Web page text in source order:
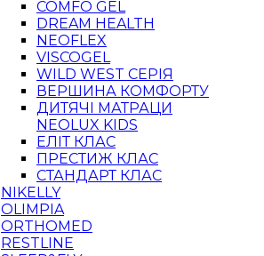
COMFO GEL
DREAM HEALTH
NEOFLEX
VISCOGEL
WILD WEST СЕРІЯ
ВЕРШИНА КОМФОРТУ
ДИТЯЧІ МАТРАЦИ
NEOLUX KIDS
ЕЛІТ КЛАС
ПРЕСТИЖ КЛАС
СТАНДАРТ КЛАС
NIKELLY
OLIMPIA
ORTHOMED
RESTLINE